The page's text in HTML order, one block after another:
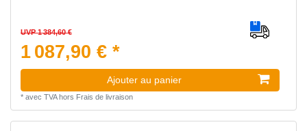
UVP 1 384,60 €
1 087,90 € *
Ajouter au panier
* avec TVAhors Frais de livraison